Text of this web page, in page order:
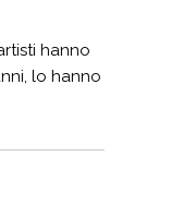
hanno
lo hanno